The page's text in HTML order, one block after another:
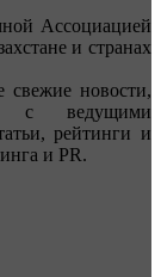
Ассоциацией
и странах
свежие новости,
с ведущими
рейтинги и
и PR.